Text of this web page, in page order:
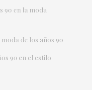
90 en la moda
de los años 90
90 en el estilo